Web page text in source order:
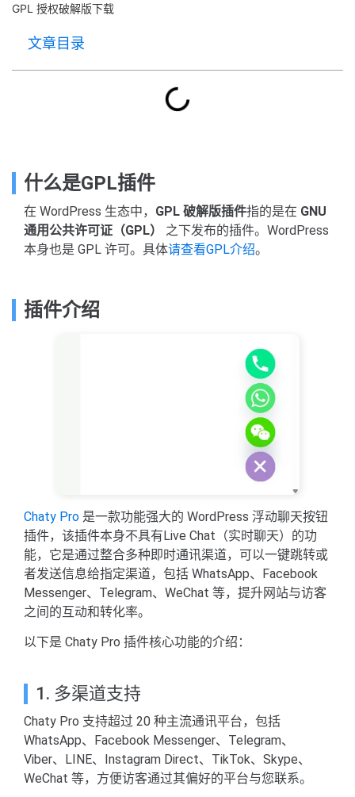
GPL 授权破解版下载
文章目录
什么是GPL插件
在 WordPress 生态中， GPL 破解版插件指的是在 GNU
通用公共许可证（GPL）
之下发布的插件。WordPress
本身也是 GPL 许可。具体请查看GPL介绍。
插件介绍
Chaty Pro 是一款功能强大的 WordPress 浮动聊天按钮
插件，该插件本身不具有Live Chat（实时聊天）的功
能，它是通过整合多种即时通讯渠道，可以一键跳转或
者发送信息给指定渠道，包括 WhatsApp、Facebook
Messenger、Telegram、WeChat 等，提升网站与访客
之间的互动和转化率。
以下是 Chaty Pro 插件核心功能的介绍：
1. 多渠道支持
Chaty Pro 支持超过 20 种主流通讯平台，包括
WhatsApp、Facebook Messenger、Telegram、
Viber、LINE、Instagram Direct、TikTok、Skype、
WeChat 等，方便访客通过其偏好的平台与您联系。